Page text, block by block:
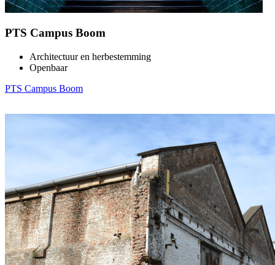
PTS Campus Boom
Architectuur en herbestemming
Openbaar
PTS Campus Boom